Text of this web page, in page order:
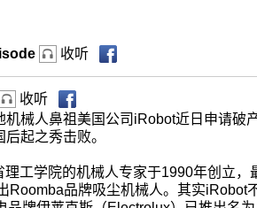
收听
收听
机械人鼻祖美国公司iRobot近日申请破
起之秀击败。
工学院的机械人专家于1990年创立，
Roomba品牌吸尘机械人。其实iRobot